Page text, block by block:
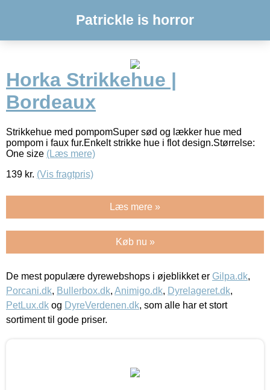
Patrickle is horror
Horka Strikkehue |
Bordeaux
Strikkehue med pompomSuper sød og lækker hue med
pompom i faux fur.Enkelt strikke hue i flot design.Størrelse:
One size (Læs mere)
139 kr. (Vis fragtpris)
Læs mere »
Køb nu »
De mest populære dyrewebshops i øjeblikket er Gilpa.dk,
Porcani.dk, Bullerbox.dk, Animigo.dk, Dyrelageret.dk,
PetLux.dk og DyreVerdenen.dk, som alle har et stort
sortiment til gode priser.